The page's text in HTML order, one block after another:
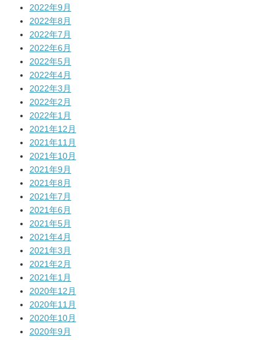
2022年9月
2022年8月
2022年7月
2022年6月
2022年5月
2022年4月
2022年3月
2022年2月
2022年1月
2021年12月
2021年11月
2021年10月
2021年9月
2021年8月
2021年7月
2021年6月
2021年5月
2021年4月
2021年3月
2021年2月
2021年1月
2020年12月
2020年11月
2020年10月
2020年9月